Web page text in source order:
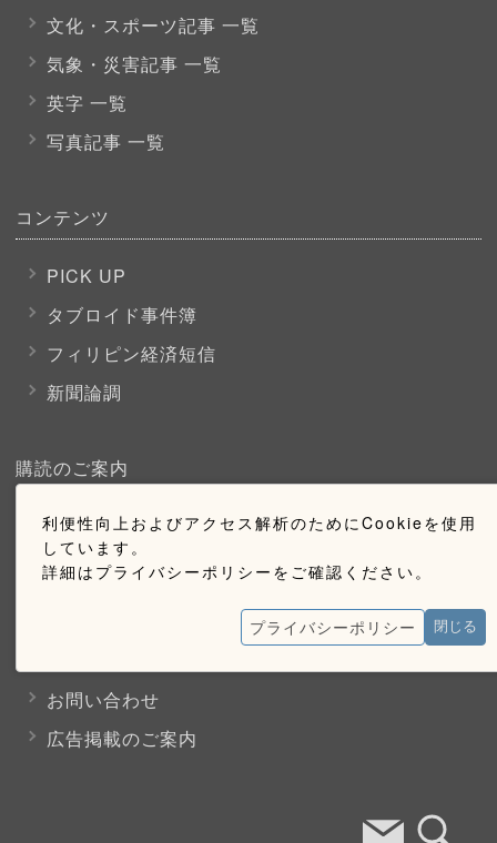
利便性向上およびアクセス解析のためにCookieを使用
しています。
詳細はプライバシーポリシーをご確認ください。
プライバシーポリシー 閉じる
文化・スポーツ記事 一覧
気象・災害記事 一覧
英字 一覧
写真記事 一覧
コンテンツ
PICK UP
タブロイド事件簿
フィリピン経済短信
新聞論調
購読のご案内
ウェブ購読のご案内
お問い合わせ
広告掲載のご案内